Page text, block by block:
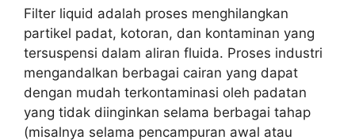
Filter liquid adalah proses menghilangkan
partikel padat, kotoran, dan kontaminan yang
tersuspensi dalam aliran fluida. Proses industri
mengandalkan berbagai cairan yang dapat
dengan mudah terkontaminasi oleh padatan
yang tidak diinginkan selama berbagai tahap
(misalnya selama pencampuran awal atau